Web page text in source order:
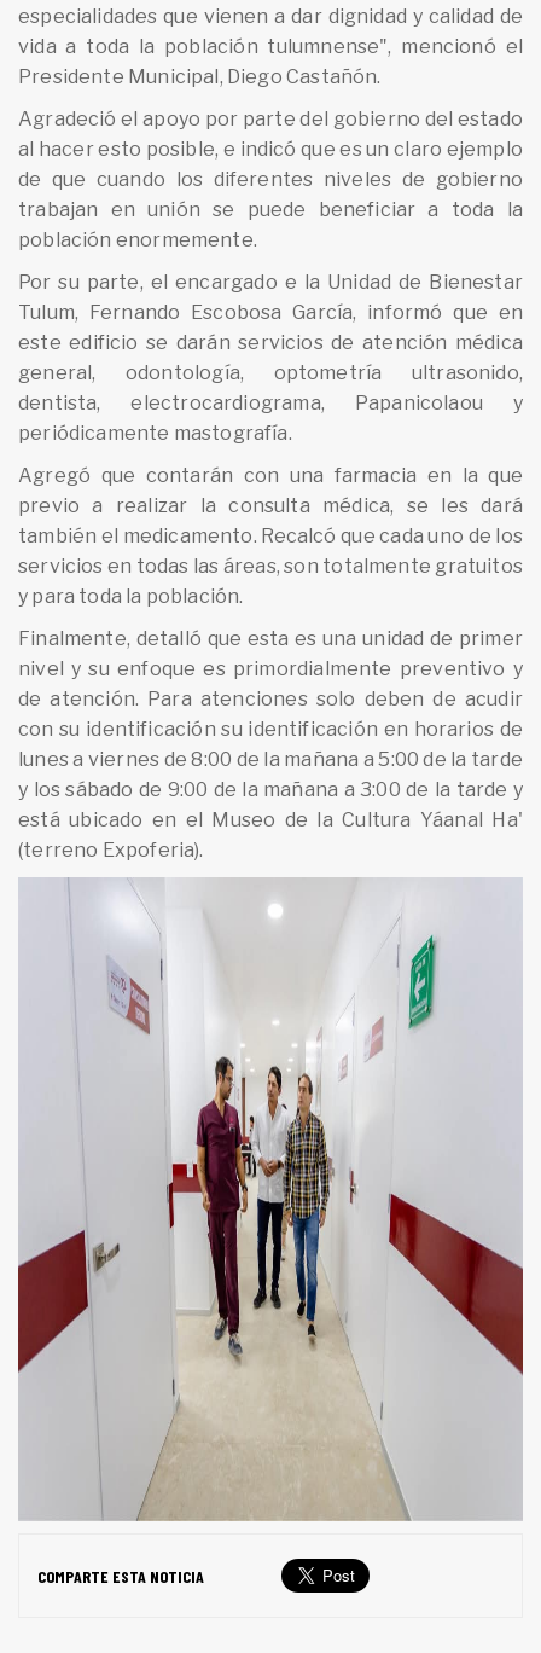
especialidades que vienen a dar dignidad y calidad de
vida a toda la población tulumnense", mencionó el
Presidente Municipal, Diego Castañón.
Agradeció el apoyo por parte del gobierno del estado
al hacer esto posible, e indicó que es un claro ejemplo
de que cuando los diferentes niveles de gobierno
trabajan en unión se puede beneficiar a toda la
población enormemente.
Por su parte, el encargado e la Unidad de Bienestar
Tulum, Fernando Escobosa García, informó que en
este edificio se darán servicios de atención médica
general, odontología, optometría ultrasonido,
dentista, electrocardiograma, Papanicolaou y
periódicamente mastografía.
Agregó que contarán con una farmacia en la que
previo a realizar la consulta médica, se les dará
también el medicamento. Recalcó que cada uno de los
servicios en todas las áreas, son totalmente gratuitos
y para toda la población.
Finalmente, detalló que esta es una unidad de primer
nivel y su enfoque es primordialmente preventivo y
de atención. Para atenciones solo deben de acudir
con su identificación su identificación en horarios de
lunes a viernes de 8:00 de la mañana a 5:00 de la tarde
y los sábado de 9:00 de la mañana a 3:00 de la tarde y
está ubicado en el Museo de la Cultura Yáanal Ha'
(terreno Expoferia).
COMPARTE ESTA NOTICIA